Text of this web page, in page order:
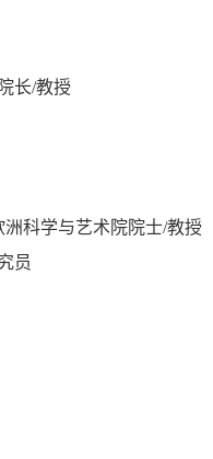
长/教授
科学与艺术院院士/教授
员